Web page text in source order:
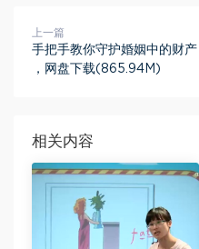
上一篇
手把手教你守护婚姻中的财产
，网盘下载(865.94M)
相关内容